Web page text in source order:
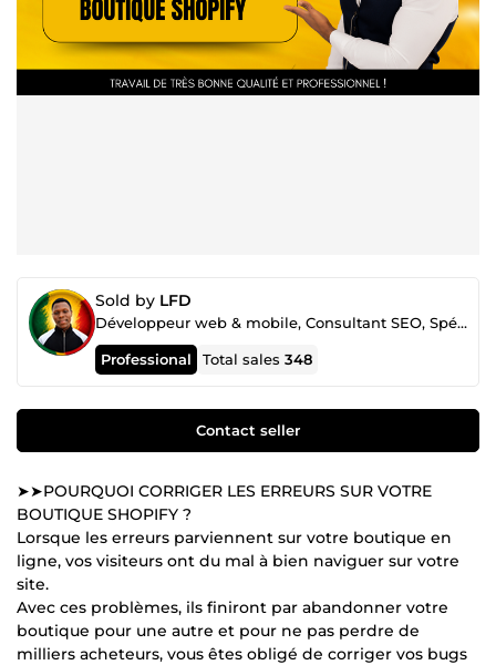
Sold by LFD
Développeur web & mobile, Consultant SEO, Spécialiste Google ads et Merchant center
Professional Total sales348
Contact seller
➤➤POURQUOI CORRIGER LES ERREURS SUR VOTRE
BOUTIQUE SHOPIFY ?
Lorsque les erreurs parviennent sur votre boutique en
ligne, vos visiteurs ont du mal à bien naviguer sur votre
site.
Avec ces problèmes, ils finiront par abandonner votre
boutique pour une autre et pour ne pas perdre de
milliers acheteurs, vous êtes obligé de corriger vos bugs